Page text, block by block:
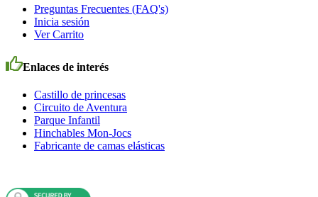
Preguntas Frecuentes (FAQ's)
Inicia sesión
Ver Carrito
Enlaces de interés
Castillo de princesas
Circuito de Aventura
Parque Infantil
Hinchables Mon-Jocs
Fabricante de camas elásticas